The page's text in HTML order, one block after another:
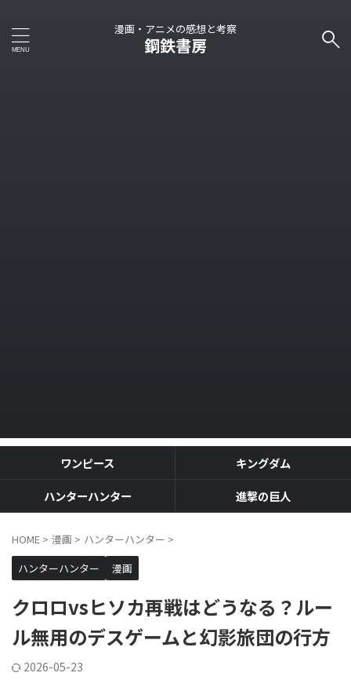
漫画・アニメの感想と考察
鋼鉄書房
ワンピース
キングダム
ハンターハンター
進撃の巨人
HOME > 漫画 > ハンターハンター >
ハンターハンター
漫画
クロロvsヒソカ再戦はどうなる？ルー
ル無用のデスゲームと幻影旅団の行方
2026-05-23